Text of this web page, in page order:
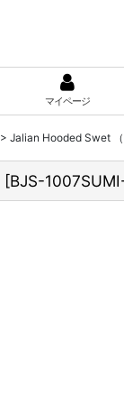
マイページ
> Jalian Hooded Swet
[BJS-